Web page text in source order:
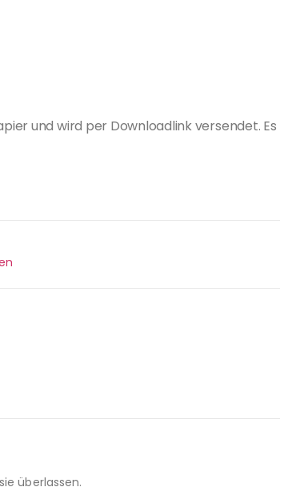
und wird per Downloadlink versendet. Es
überlassen.